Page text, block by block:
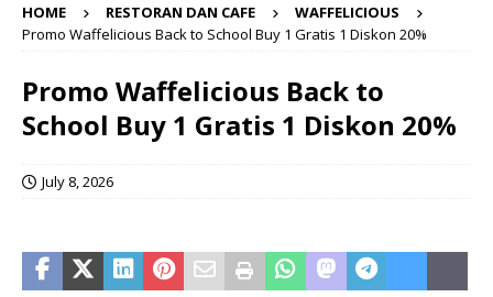
HOME RESTORAN DAN CAFE
WAFFELICIOUS
Promo Waffelicious Back to School Buy 1 Gratis 1 Diskon 20%
Promo Waffelicious Back to
School Buy 1 Gratis 1 Diskon 20%
July 8, 2026